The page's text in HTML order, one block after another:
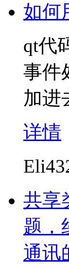
如何
qt代
事件
加进
详情
共享
题，
通讯